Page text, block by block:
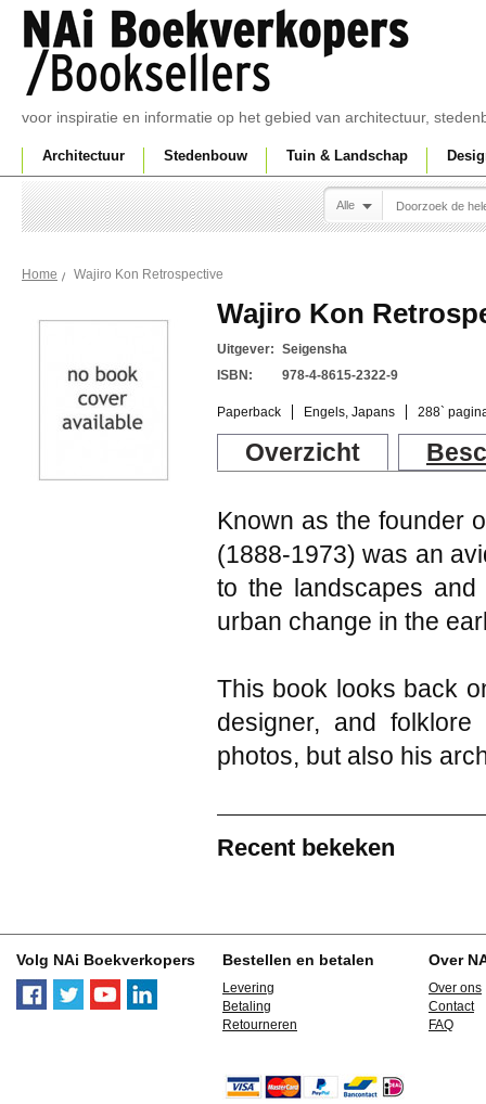
voor inspiratie en informatie op het gebied van architectuur,
Architectuur Stedenbouw Tuin & Landschap
Alle
Home Wajiro Kon Retrospective
Wajiro Kon
Uitgever: Seigensha
ISBN:
978-4-8615-2322-9
Paperback Engels, Japans 288`
Overzicht
Known as the founder
(1888-1973) was an
to the landscapes
urban change in the
This book looks back
designer, and
photos, but also his
Recent bekeken
Volg NAi Boekverkopers Bestellen en betalen
Levering
Betaling
Retourneren
Over
Over ons
Contact
FAQ